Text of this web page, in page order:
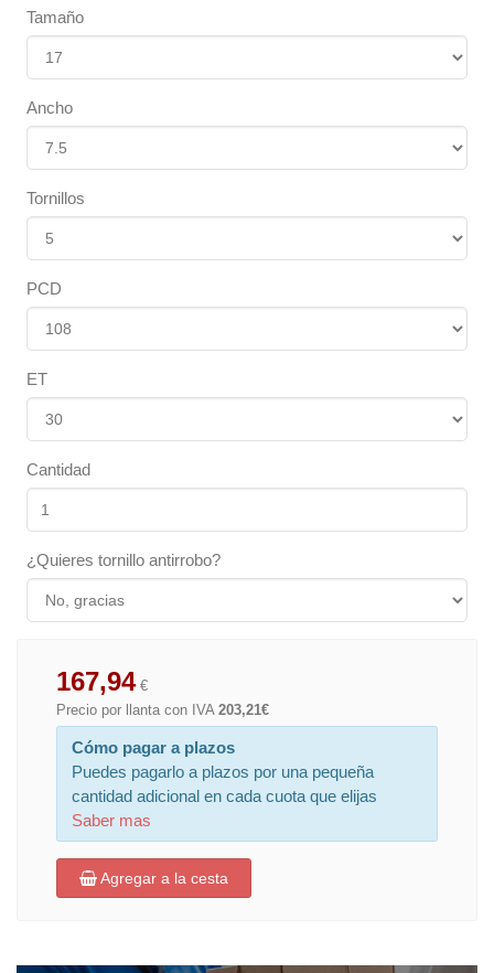
Tamaño
Ancho
Tornillos
PCD
ET
Cantidad
¿Quieres tornillo antirrobo?
167,94 €
Precio por llanta con IVA 203,21€
Cómo pagar a plazos
Puedes pagarlo a plazos por una pequeña
cantidad adicional en cada cuota que elijas
Saber mas
Agregar a la cesta